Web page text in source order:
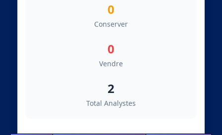
0
Conserver
0
Vendre
2
Total Analystes